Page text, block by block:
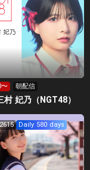
〜 朝配信
村 妃乃（NGT48）
2615 Daily 580 days